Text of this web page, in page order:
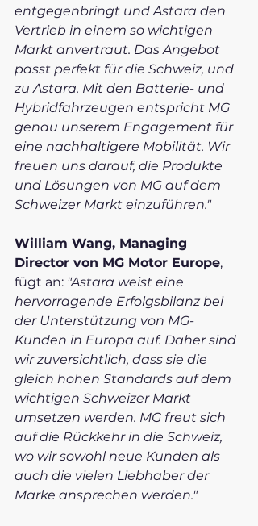
entgegenbringt und Astara den
Vertrieb in einem so wichtigen
Markt anvertraut. Das Angebot
passt perfekt für die Schweiz, und
zu Astara. Mit den Batterie- und
Hybridfahrzeugen entspricht MG
genau unserem Engagement für
eine nachhaltigere Mobilität. Wir
freuen uns darauf, die Produkte
und Lösungen von MG auf dem
Schweizer Markt einzuführen."
William Wang, Managing
Director von MG Motor Europe,
fügt an: "Astara weist eine
hervorragende Erfolgsbilanz bei
der Unterstützung von MG-
Kunden in Europa auf. Daher sind
wir zuversichtlich, dass sie die
gleich hohen Standards auf dem
wichtigen Schweizer Markt
umsetzen werden. MG freut sich
auf die Rückkehr in die Schweiz,
wo wir sowohl neue Kunden als
auch die vielen Liebhaber der
Marke ansprechen werden."